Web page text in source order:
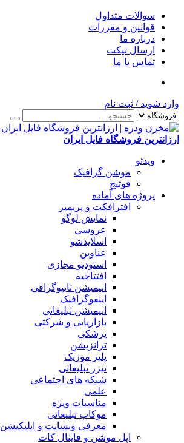
سوالات متداول
قوانین و مقررات
درباره ما
ارسال تیکت
تماس با ما
وارد شوید / ثبت نام
ارزانترین فروشگاه فایل ایران
ویدئو
موشن گرافیک
فوتیج
پروژه های آماده
افترافکت و پریمیر
نمایش لوگو
عروسی
اسلایدشو
عناوین
استودیو مجازی
افتتاحیه
انیمیشن تایپوگرافی
اینفوگرافیک
انیمیشن تبلیغاتی
بازاریابی و شرکتی
پزشکی
ترانزیشن
پلیر موزیک
تیزر تبلیغاتی
شبکه های اجتماعی
علمی
مناسبات ویژه
موکاپ تبلیغاتی
معرفی وبسایت و اپلیکیشن
اپل موشن و فاینال کات